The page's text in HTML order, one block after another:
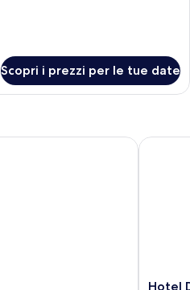
Scopri i prezzi per le tue date
Hotel
Hotel
Hotel